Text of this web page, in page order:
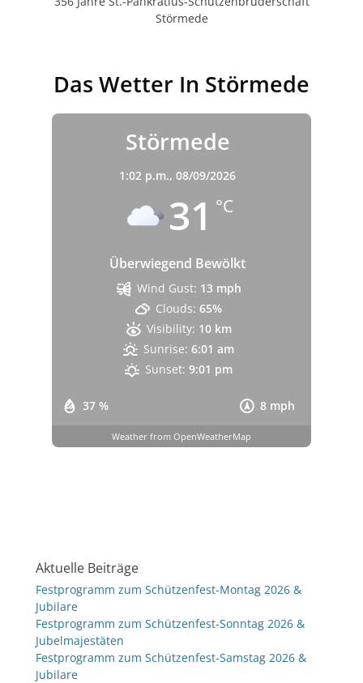
Störmede
Das Wetter In Störmede
Störmede
1:02 p.m., 08/09/2026
31 °C
Überwiegend Bewölkt
37 % 8 mph
Wind Gust: 13 mph
Clouds: 65%
Visibility: 10 km
Sunrise: 6:01 am
Sunset: 9:01 pm
Weather from OpenWeatherMap
Aktuelle Beiträge
Festprogramm zum Schützenfest-Montag 2026 &
Jubilare
Festprogramm zum Schützenfest-Sonntag 2026 &
Jubelmajestäten
Festprogramm zum Schützenfest-Samstag 2026 &
Jubilare